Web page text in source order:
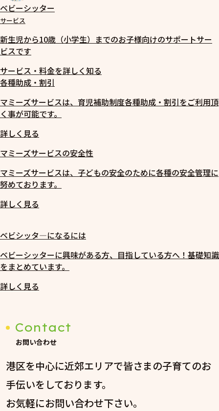
ベビーシッター
サービス
新生児から10歳（小学生）までのお子様向けのサポートサー
ビスです
サービス・料金を詳しく知る
各種助成・割引
マミーズサービスは、育児補助制度各種助成・割引をご利用頂
く事が可能です。
詳しく見る
マミーズサービスの安全性
マミーズサービスは、子どもの安全のために各種の安全管理に
努めております。
詳しく見る
ベビシッタ―になるには
ベビーシッターに興味がある方、目指している方へ！基礎知識
をまとめています。
詳しく見る
Contact
お問い合わせ
港区を中心に近郊エリアで皆さまの子育てのお
手伝いをしております。
お気軽にお問い合わせ下さい。